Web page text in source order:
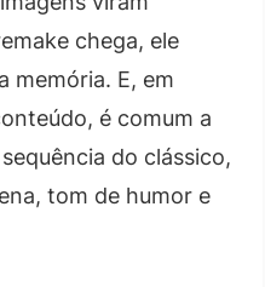
chega, ele
memória. E, em
é comum a
do clássico,
tom de humor e